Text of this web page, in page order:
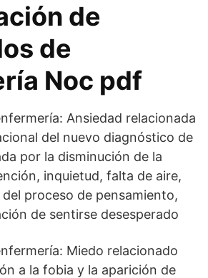
de
de
Noc pdf
Ansiedad relacionada
del nuevo diagnóstico de
por la disminución de la
inquietud, falta de aire,
proceso de pensamiento,
de sentirse desesperado
Miedo relacionado
a la fobia y la aparición de